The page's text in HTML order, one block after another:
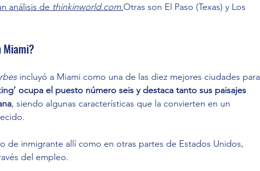
análisis de thinkinworld.com.Otras son El Paso (Texas) y Los
incluyó a Miami como una de las diez mejores ciudades para
ocupa el puesto número seis y destaca tanto sus paisajes
, siendo algunas características que la convierten en un
de inmigrante allí como en otras partes de Estados Unidos,
del empleo.